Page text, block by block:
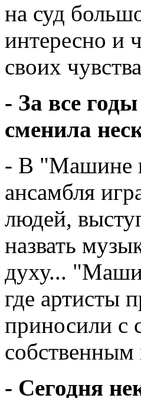
на суд
интересно и
своих
- За все
сменила
- В "Машине
ансамбля
людей,
назвать
духу...
где артисты
приносили с
собственным
- Сегодня